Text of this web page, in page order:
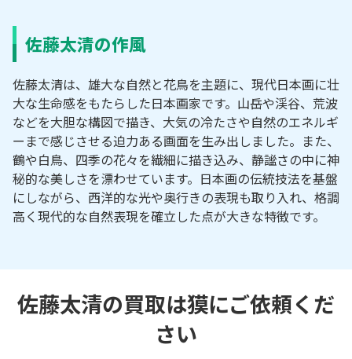
佐藤太清の作風
佐藤太清は、雄大な自然と花鳥を主題に、現代日本画に壮
大な生命感をもたらした日本画家です。山岳や渓谷、荒波
などを大胆な構図で描き、大気の冷たさや自然のエネルギ
ーまで感じさせる迫力ある画面を生み出しました。また、
鶴や白鳥、四季の花々を繊細に描き込み、静謐さの中に神
秘的な美しさを漂わせています。日本画の伝統技法を基盤
にしながら、西洋的な光や奥行きの表現も取り入れ、格調
高く現代的な自然表現を確立した点が大きな特徴です。
佐藤太清の買取は獏にご依頼くだ
さい